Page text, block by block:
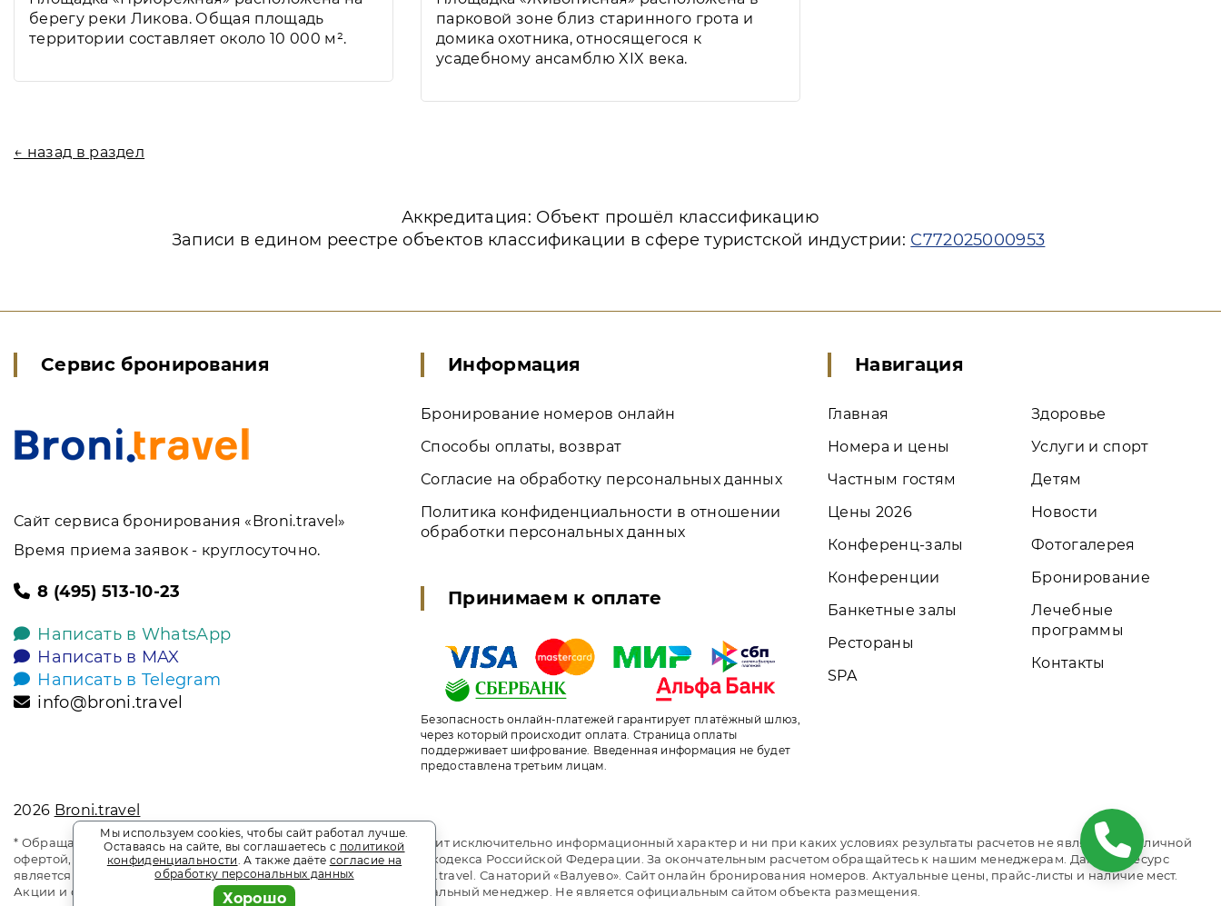
берегу реки Ликова. Общая площадь
территории составляет около 10 000 м².
парковой зоне близ старинного грота и
домика охотника, относящегося к
усадебному ансамблю XIX века.
← назад в раздел
Аккредитация: Объект прошёл классификацию
Записи в едином реестре объектов классификации в сфере туристской индустрии: С772025000953
Сервис бронирования
Сайт сервиса бронирования «Broni.travel»
Время приема заявок - круглосуточно.
8 (495) 513-10-23
Написать в WhatsApp
Написать в MAX
Написать в Telegram
info@broni.travel
Информация
Бронирование номеров онлайн
Способы оплаты, возврат
Согласие на обработку персональных данных
Политика конфиденциальности в отношении
обработки персональных данных
Принимаем к оплате
Безопасность онлайн-платежей гарантирует платёжный шлюз,
через который происходит оплата. Страница оплаты
поддерживает шифрование. Введенная информация не будет
предоставлена третьим лицам.
Навигация
Главная
Номера и цены
Частным гостям
Цены 2026
Конференц-залы
Конференции
Банкетные залы
Рестораны
SPA
Здоровье
Услуги и спорт
Детям
Новости
Фотогалерея
Бронирование
Лечебные
программы
Контакты
2026 Broni.travel
* Обращаем ваше внимание на то, что данный интернет-сайт носит исключительно информационный характер и ни при каких условиях результаты расчетов не являются публичной
офертой, определяемой положениями Статьи 437 Гражданского кодекса Российской Федерации. За окончательным расчетом обращайтесь к нашим менеджерам. Данный ресурс
является информационным сайтом сервиса бронирования Broni.travel. Санаторий «Валуево». Сайт онлайн бронирования номеров. Актуальные цены, прайс-листы и наличие мест.
Акции и спецпредложения. Выгодное бронирование. Индивидуальный менеджер. Не является официальным сайтом объекта размещения.
Мы используем cookies, чтобы сайт работал лучше.
Оставаясь на сайте, вы соглашаетесь с политикой
конфиденциальности. А также даёте согласие на
обработку персональных данных
Хорошо